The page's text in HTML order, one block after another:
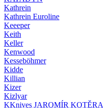
Kathrein
Kathrein Euroline
Keeeper
Keith
Keller
Kenwood
Kesseböhmer
Kidde
Killian
Kizer
Kizlyar
KKnives JAROMÍR KOTĚRA